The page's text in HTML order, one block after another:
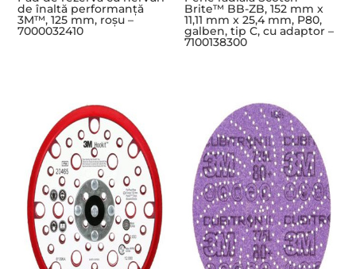
de înaltă performanță
3M™, 125 mm, roșu –
7000032410
Brite™ BB-ZB, 152 mm x
11,11 mm x 25,4 mm, P80,
galben, tip C, cu adaptor –
7100138300